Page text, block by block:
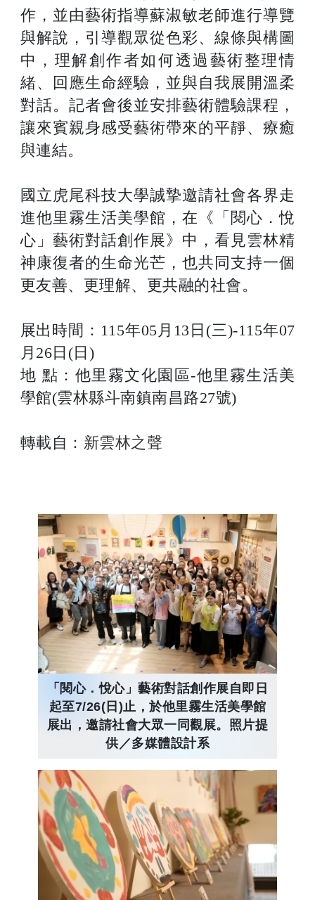
作，並由藝術指導蘇淑敏老師進行導覽
與解說，引導觀眾從色彩、線條與構圖
中，理解創作者如何透過藝術整理情
緒、回應生命經驗，並與自我展開溫柔
對話。記者會後並安排藝術體驗課程，
讓來賓親身感受藝術帶來的平靜、療癒
與連結。
國立虎尾科技大學誠摯邀請社會各界走
進他里霧生活美學館，在《「閱心．悅
心」藝術對話創作展》中，看見雲林精
神康復者的生命光芒，也共同支持一個
更友善、更理解、更共融的社會。
展出時間：115年05月13日(三)-115年07
月26日(日)
地 點：他里霧文化園區-他里霧生活美
學館(雲林縣斗南鎮南昌路27號)
轉載自： 新雲林之聲
「閱心．悅心」藝術對話創作展自即日
起至7/26(日)止，於他里霧生活美學館
展出，邀請社會大眾一同觀展。照片提
供／多媒體設計系